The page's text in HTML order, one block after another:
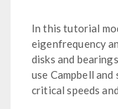
In this tutorial
eigenfrequency
disks and
use Campbell
critical speeds